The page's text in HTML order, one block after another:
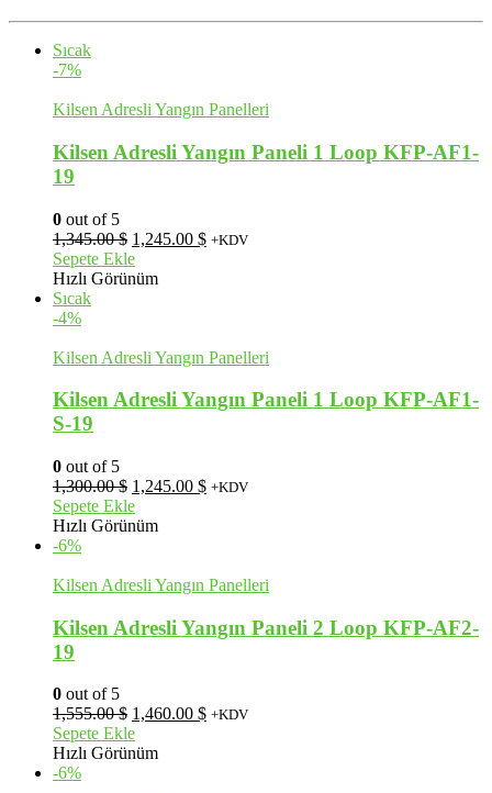
Sıcak
-7%
Kilsen Adresli Yangın Panelleri
Kilsen Adresli Yangın Paneli 1 Loop KFP-AF1-
19
0 out of 5
1,345.00$ Orijinal
fiyat:
1,345.00 $.
1,245.00 $Şu
+KDV
Sepete Ekle
Hızlı Görünüm
Sıcak
-4%
Kilsen Adresli Yangın Panelleri
Kilsen Adresli Yangın Paneli 1 Loop KFP-AF1-
S-19
0 out of 5
1,300.00$ Orijinal
fiyat:
1,300.00 $.
1,245.00 $Şu
+KDV
Sepete Ekle
Hızlı Görünüm
-6%
Kilsen Adresli Yangın Panelleri
Kilsen Adresli Yangın Paneli 2 Loop KFP-AF2-
19
0 out of 5
1,555.00$ Orijinal
fiyat:
1,555.00 $.
1,460.00 $Şu
+KDV
Sepete Ekle
Hızlı Görünüm
-6%